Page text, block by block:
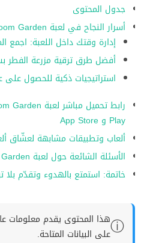
جدول المحتوى
أسرار النجاح في لعبة Idle Mushroom Garden للمبتدئين
إدارة وقتك داخل اللعبة: اجمع
أفضل طرق ترقية مزرعة الفطر
استراتيجيات ذكية للحصول
Play و App Store
ألعاب وتطبيقات مشابهة لعشّاق
الأسئلة الشائعة حول لعبة Idle Mushroom Garden
خاتمة: استمتع بالهدوء وتقدّم بلا
ⓘهذا المحتوى يقدم معلومات
على البيانات المتاحة.